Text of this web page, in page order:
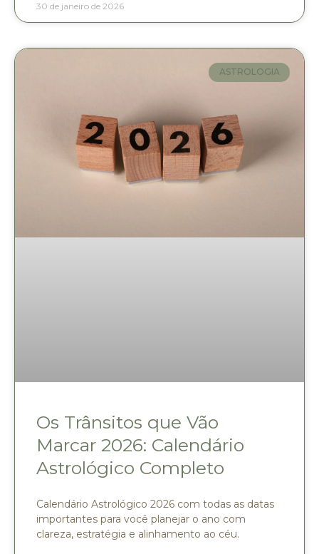
30 de janeiro de 2026
ASTROLOGIA
Os Trânsitos que Vão
Marcar 2026: Calendário
Astrológico Completo
Calendário Astrológico 2026 com todas as datas
importantes para você planejar o ano com
clareza, estratégia e alinhamento ao céu.